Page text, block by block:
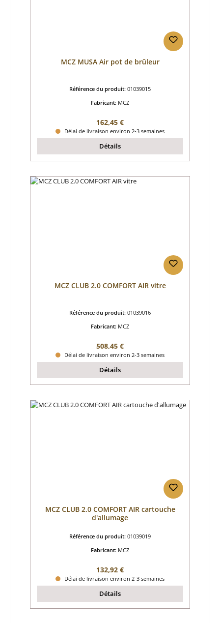
MCZ MUSA Air pot de brûleur
Référence du produit: 01039015
Fabricant: MCZ
Prix régulier :
162,45 €
Délai de livraison environ 2-3 semaines
Détails
MCZ CLUB 2.0 COMFORT AIR vitre
Référence du produit: 01039016
Fabricant: MCZ
Prix régulier :
508,45 €
Délai de livraison environ 2-3 semaines
Détails
MCZ CLUB 2.0 COMFORT AIR cartouche
d'allumage
Référence du produit: 01039019
Fabricant: MCZ
Prix régulier :
132,92 €
Délai de livraison environ 2-3 semaines
Détails